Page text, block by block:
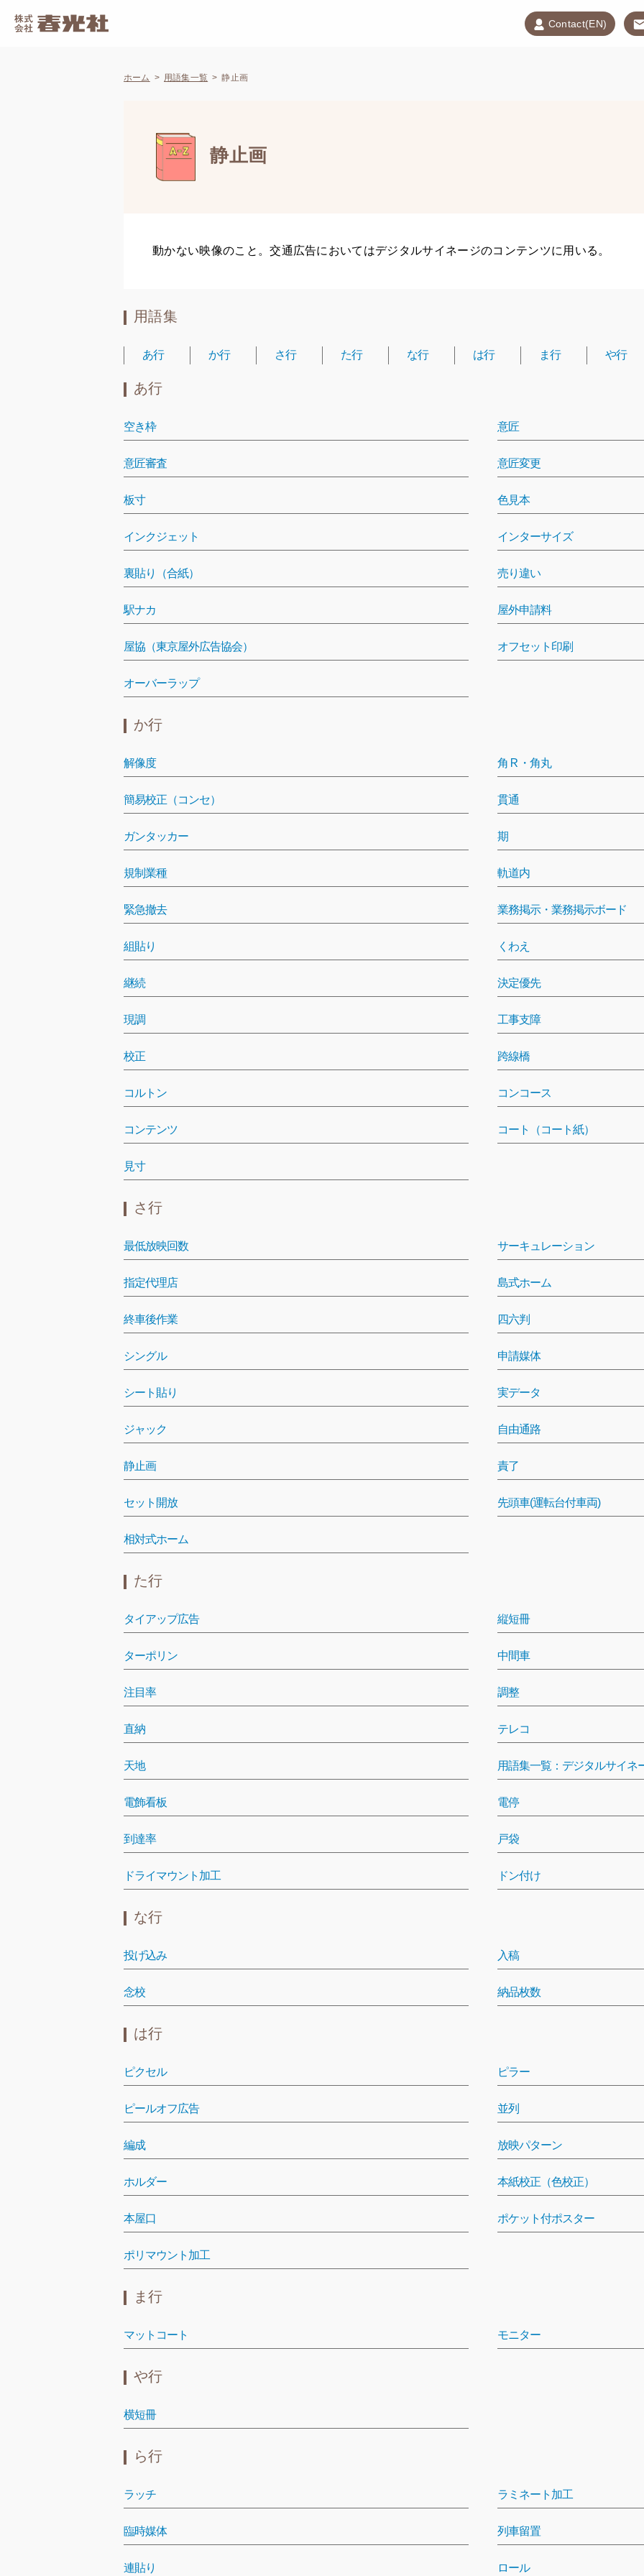
Contact(EN)
ホーム 用語集一覧 静止画
静止画
動かない映像のこと。交通広告においてはデジタルサイネージのコンテンツに用いる。
用語集
あ行 か行 さ行 た行 な行 は行 ま行 や行
あ行
空き枠 意匠
意匠審査 意匠変更
板寸 色見本
インクジェット インターサイズ
裏貼り（合紙） 売り違い
駅ナカ 屋外申請料
屋協（東京屋外広告協会） オフセット印刷
オーバーラップ
か行
解像度 角Ｒ・角丸
簡易校正（コンセ） 貫通
ガンタッカー 期
規制業種 軌道内
緊急撤去 業務掲示・業務掲示ボード
組貼り くわえ
継続 決定優先
現調 工事支障
校正 跨線橋
コルトン コンコース
コンテンツ コート（コート紙）
見寸
さ行
最低放映回数 サーキュレーション
指定代理店 島式ホーム
終車後作業 四六判
シングル 申請媒体
シート貼り 実データ
ジャック 自由通路
静止画 責了
セット開放 先頭車(運転台付車両)
相対式ホーム
た行
タイアップ広告 縦短冊
ターポリン 中間車
注目率 調整
直納 テレコ
天地 用語集一覧：デジタルサイネ
電飾看板 電停
到達率 戸袋
ドライマウント加工 ドン付け
な行
投げ込み 入稿
念校 納品枚数
は行
ピクセル ピラー
ピールオフ広告 並列
編成 放映パターン
ホルダー 本紙校正（色校正）
本屋口 ポケット付ポスター
ポリマウント加工
ま行
マットコート モニター
や行
横短冊
ら行
ラッチ ラミネート加工
臨時媒体 列車留置
連貼り ロール